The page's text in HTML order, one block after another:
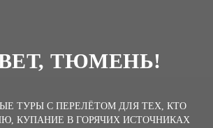
ТЮМЕНЬ!
ТУРЫ С ПЕРЕЛЁТОМ ДЛЯ ТЕХ, КТО
КУПАНИЕ В ГОРЯЧИХ ИСТОЧНИКАХ